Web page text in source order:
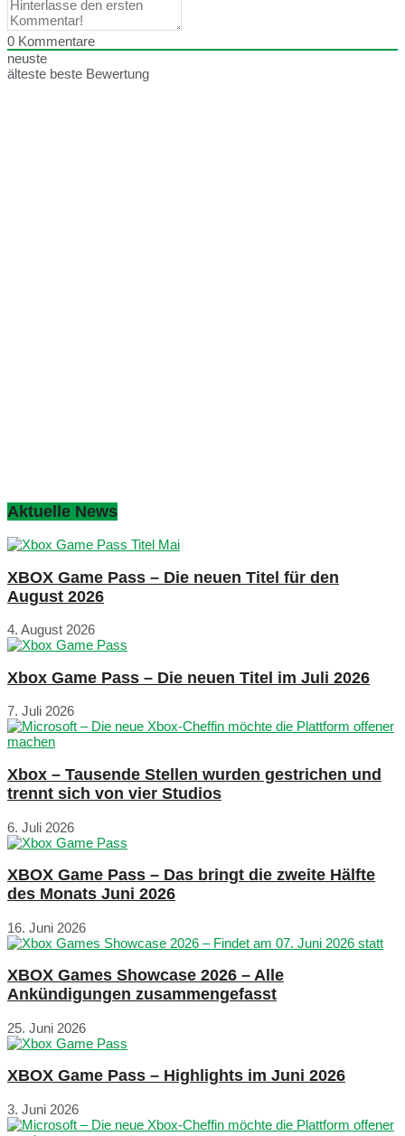
0 Kommentare
neuste
älteste beste Bewertung
Aktuelle News
XBOX Game Pass – Die neuen Titel für den
August 2026
4. August 2026
Xbox Game Pass – Die neuen Titel im Juli 2026
7. Juli 2026
Xbox – Tausende Stellen wurden gestrichen und
trennt sich von vier Studios
6. Juli 2026
XBOX Game Pass – Das bringt die zweite Hälfte
des Monats Juni 2026
16. Juni 2026
XBOX Games Showcase 2026 – Alle
Ankündigungen zusammengefasst
25. Juni 2026
XBOX Game Pass – Highlights im Juni 2026
3. Juni 2026